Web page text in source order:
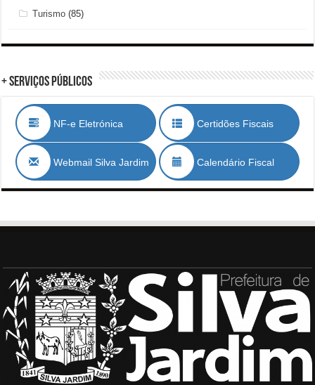
Turismo (85)
+ Serviços Públicos
NF-e Eletrónica Certidões Fiscais
Webmail Silva Jardim Calendário Fiscal